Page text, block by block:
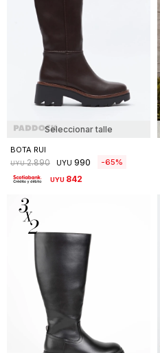
Seleccionar talle
BOTA RUI
UYU 2.890 UYU 990 65
UYU 842